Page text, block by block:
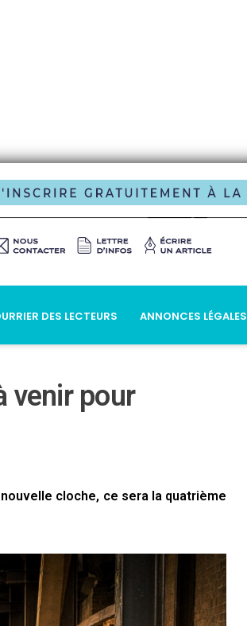
DES LECTEURS ANNONCES LÉGALES
venir pour
cloche, ce sera la quatrième